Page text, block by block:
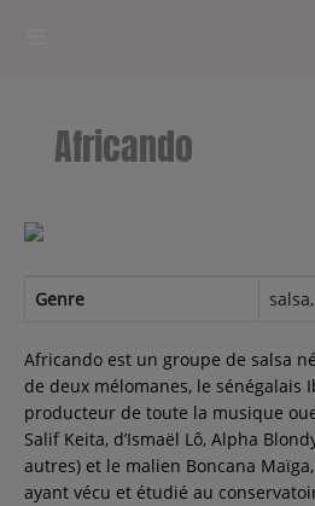
RADIOPLAYER
PODCASTS
CONCOURS
Africando
Genre
Africando est un groupe de salsa
de deux mélomanes, le sénégalais
producteur de toute la musique
Salif Keita, d’Ismaël Lô, Alpha
autres) et le malien Boncana
ayant vécu et étudié au